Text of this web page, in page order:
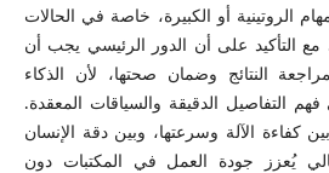
الروتينية أو الكبيرة، خاصة في الحالات
التأكيد على أن الدور الرئيسي يجب أن
النتائج وضمان صحتها، لأن الذكاء
التفاصيل الدقيقة والسياقات المعقدة.
كفاءة الآلة وسرعتها، وبين دقة الإنسان
يُعزز جودة العمل في المكتبات دون